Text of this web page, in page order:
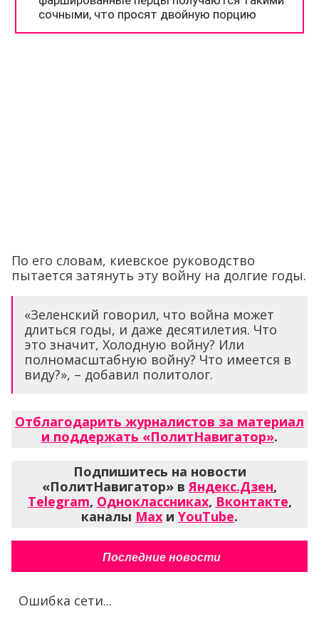
По его словам, киевское руководство
пытается затянуть эту войну на долгие годы.
«Зеленский говорил, что война может
длиться годы, и даже десятилетия. Что
это значит, Холодную войну? Или
полномасштабную войну? Что имеется в
виду?», – добавил политолог.
Отблагодарить журналистов за материал
и поддержать «ПолитНавигатор».
Подпишитесь на новости
«ПолитНавигатор» вЯндекс.Дзен,
Telegram, Одноклассниках, Вконтакте,
каналы Max и YouTube.
Последние новости
Ошибка сети...